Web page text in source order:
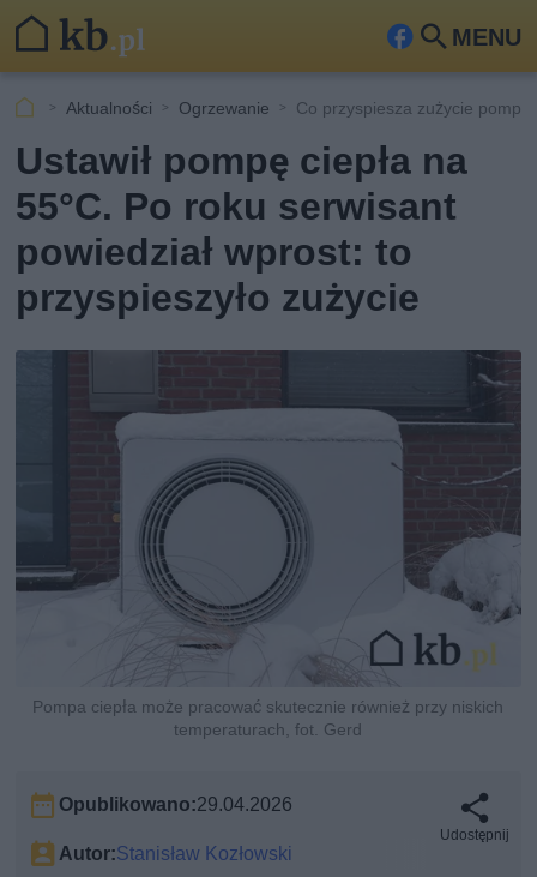
MENU
Fa
ook
Szu
kaj
Aktualności Ogrzewanie Co przyspiesza zużycie pompy
Ustawił pompę ciepła na
55°C. Po roku serwisant
powiedział wprost: to
przyspieszyło zużycie
Pompa ciepła może pracować skutecznie również przy niskich
temperaturach, fot. Gerd
Opublikowano:29.04.2026
Autor:Stanisław Kozłowski
Udostępnij